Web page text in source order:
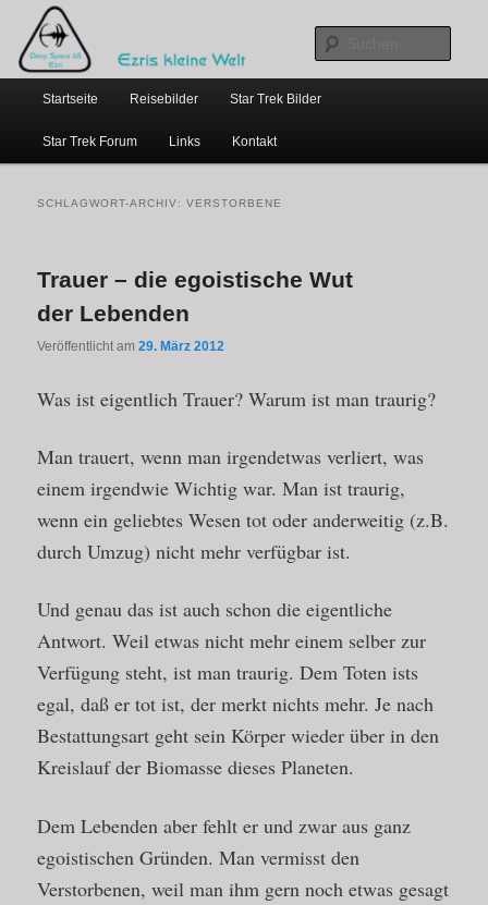
primären
Inhalt
springen
sekundären
Inhalt
springen
Ezris kleine Welt
…weil bloggen so schick ist
Hauptmenü
Startseite Reisebilder Star Trek Bilder
Star Trek Forum Links Kontakt
SCHLAGWORT-ARCHIV:VERSTORBENE
Trauer – die egoistische Wut
der Lebenden
Veröffentlicht am29. März 2012
Was ist eigentlich Trauer? Warum ist man traurig?
Man trauert, wenn man irgendetwas verliert, was
einem irgendwie Wichtig war. Man ist traurig,
wenn ein geliebtes Wesen tot oder anderweitig (z.B.
durch Umzug) nicht mehr verfügbar ist.
Und genau das ist auch schon die eigentliche
Antwort. Weil etwas nicht mehr einem selber zur
Verfügung steht, ist man traurig. Dem Toten ists
egal, daß er tot ist, der merkt nichts mehr. Je nach
Bestattungsart geht sein Körper wieder über in den
Kreislauf der Biomasse dieses Planeten.
Dem Lebenden aber fehlt er und zwar aus ganz
egoistischen Gründen. Man vermisst den
Verstorbenen, weil man ihm gern noch etwas gesagt